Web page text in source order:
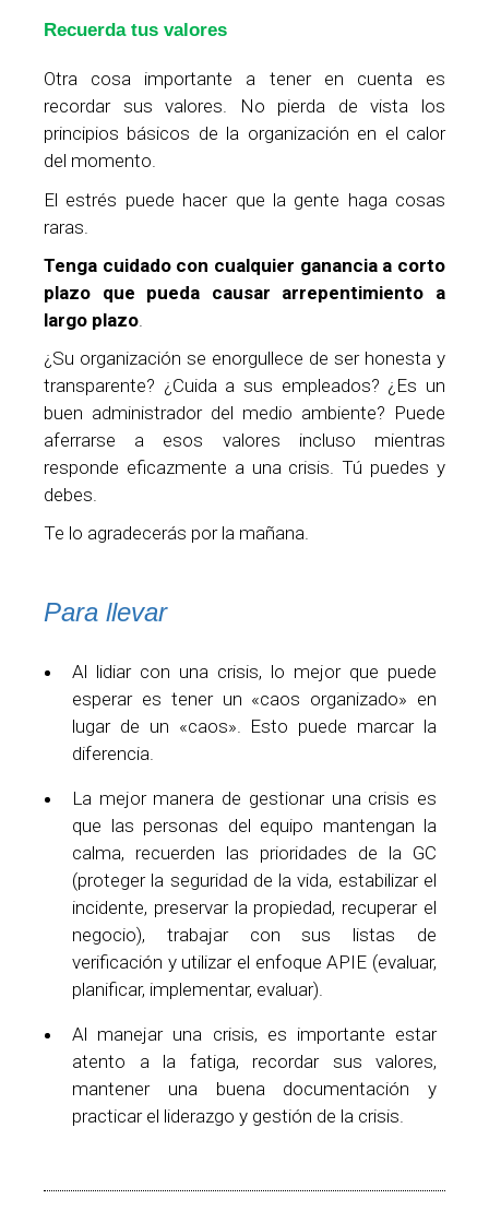
Recuerda tus valores
Otra cosa importante a tener en cuenta es
recordar sus valores. No pierda de vista los
principios básicos de la organización en el calor
del momento.
El estrés puede hacer que la gente haga cosas
raras.
Tenga cuidado con cualquier ganancia a corto
plazo que pueda causar arrepentimiento a
largo plazo
¿Su organización se enorgullece de ser honesta y
transparente? ¿Cuida a sus empleados? ¿Es un
buen administrador del medio ambiente? Puede
aferrarse a esos valores incluso mientras
responde eficazmente a una crisis. Tú puedes y
debes.
Te lo agradecerás por la mañana.
Para llevar
Al lidiar con una crisis, lo mejor que puede
esperar es tener un «caos organizado» en
lugar de un «caos». Esto puede marcar la
diferencia.
La mejor manera de gestionar una crisis es
que las personas del equipo mantengan la
calma, recuerden las prioridades de la GC
(proteger la seguridad de la vida, estabilizar el
incidente, preservar la propiedad, recuperar el
negocio), trabajar con sus listas de
verificación y utilizar el enfoque APIE (evaluar,
planificar, implementar, evaluar).
Al manejar una crisis, es importante estar
atento a la fatiga, recordar sus valores,
mantener una buena documentación y
practicar el liderazgo y gestión de la crisis.